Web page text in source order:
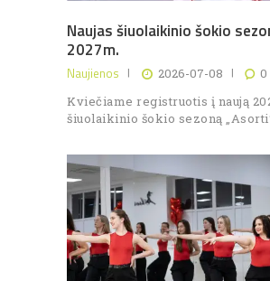
Naujas šiuolaikinio šokio
2027m.
Naujienos 2026-07-08 0
Kviečiame registruotis į naują
šiuolaikinio šokio sezoną